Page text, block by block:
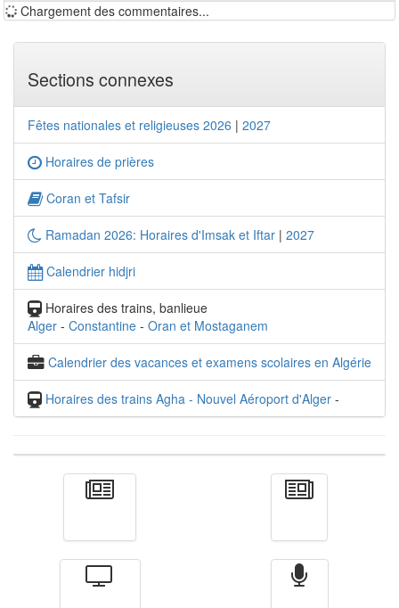
Chargement des commentaires...
Sections connexes
Fêtes nationales et religieuses 2026 | 2027
Horaires de prières
Coran et Tafsir
Ramadan 2026: Horaires d'Imsak et Iftar | 2027
Calendrier hidjri
Horaires des trains, banlieue
Alger - Constantine - Oran et Mostaganem
Calendrier des vacances et examens scolaires en Algérie
Horaires des trains Agha - Nouvel Aéroport d'Alger -